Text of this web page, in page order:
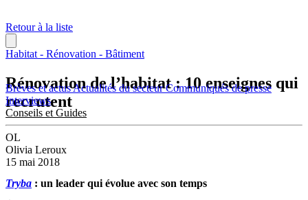
Brèves et actusActualités du secteurCommuniqués de presse
Interviews
Conseils et Guides
Retour à la liste
Habitat - Rénovation - Bâtiment
Rénovation de l’habitat : 10 enseignes qui
recrutent
OL
Olivia Leroux
15 mai 2018
Tryba : un leader qui évolue avec son temps